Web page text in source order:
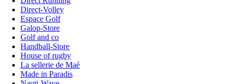
Direct-Volley
Espace Golf
Galop-Store
Golf and co
Handball-Store
House of rugby
La sellerie de Maé
Made in Paradis